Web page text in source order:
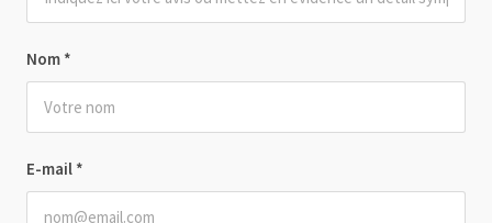
Nom *
E-mail *